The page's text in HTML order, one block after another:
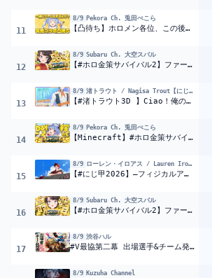
11
8/9 Pekora Ch. 兎田ぺこら
【凸待ち】ホロメン各位、この後ゲームやりませんか？【ホロライブ/兎田ぺこら】
12
8/9 Subaru Ch. 大空スバル
【#ホロ金策サバイバル2】ファーマー、覚悟のDAY4 金策マイクラやるしゅばあああああああああああああああああああああああああ！！！！！！：MINECRAFT【ホロライブ/大空スバル】
13
8/9 渚トラウト / Nagisa Trout【にじさんじ】
【#渚トラウト3D 】Ciao！俺の本気、見ていってよ。【渚トラウト/にじさんじ】
14
8/9 Pekora Ch. 兎田ぺこら
【Minecraft】#ホロ金策サバイバル2 お金を稼ぎたい( ^ω^ ) DAY2 ぺこ!【ホロライブ/兎田ぺこら】
15
8/9 ローレン・イロアス / Lauren Iroas【にじさんじ】
【#にじ甲2026】―フィジカルアカデミア１年目始動―【ローレン・イロアス/にじさんじ】
16
8/9 Subaru Ch. 大空スバル
【#ホロ金策サバイバル2】ファーマー、覚悟の最終日 金策マイクラやるしゅばあああああああああああああああああああああああああ！！！！！！：MINECRAFT【ホロライブ/大空スバル】
17
8/9 渋谷ハル
#V最協第二幕 出場選手&チーム発表【 #VTuber最協決定戦 】
8/9 Kuzuha Channel